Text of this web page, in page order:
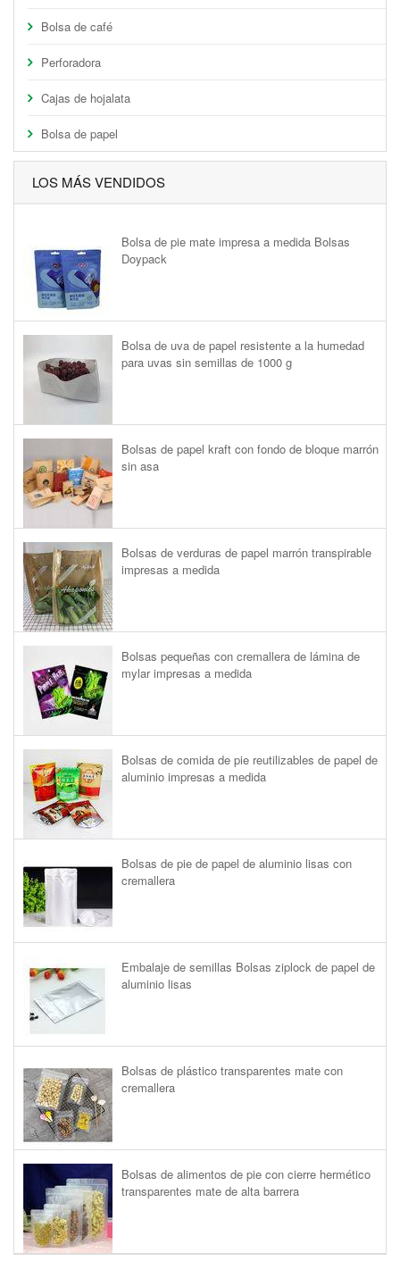
Bolsa de café
Perforadora
Cajas de hojalata
Bolsa de papel
LOS MÁS VENDIDOS
Bolsa de pie mate impresa a medida Bolsas
Doypack
Bolsa de uva de papel resistente a la humedad
para uvas sin semillas de 1000 g
Bolsas de papel kraft con fondo de bloque marrón
sin asa
Bolsas de verduras de papel marrón transpirable
impresas a medida
Bolsas pequeñas con cremallera de lámina de
mylar impresas a medida
Bolsas de comida de pie reutilizables de papel de
aluminio impresas a medida
Bolsas de pie de papel de aluminio lisas con
cremallera
Embalaje de semillas Bolsas ziplock de papel de
aluminio lisas
Bolsas de plástico transparentes mate con
cremallera
Bolsas de alimentos de pie con cierre hermético
transparentes mate de alta barrera